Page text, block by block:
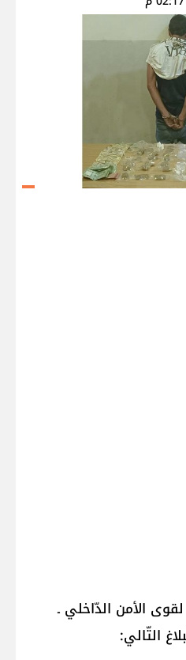
الأمن الدّاخلي ـ
التّالي: